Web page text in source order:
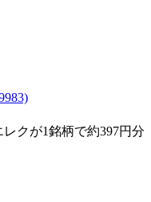
クが1銘柄で約397円分